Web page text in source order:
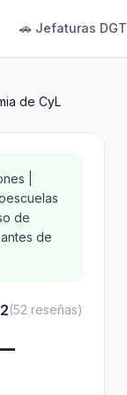
🚗 Jefaturas DGT
de CyL
|
de
de
(52 reseñas)